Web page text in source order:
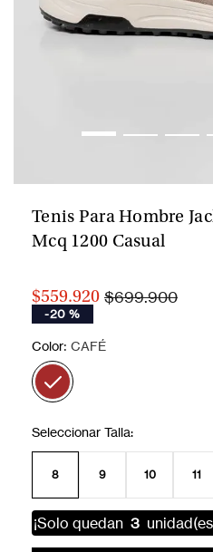
Tenis Para Hombre
Mcq 1200 Casual
$559.920 $699.900
-20 %
Color: CAFÉ
8 9 10 11
¡Solo quedan 3